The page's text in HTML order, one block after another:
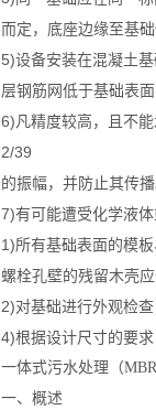
而定，底座边缘至基
5)设备安装在混凝土
层钢筋网低于基础表
6)凡精度较高，且不
2/39
的振幅，并防止其传播
7)有可能遭受化学液
1)所有基础表面的模
螺栓孔壁的残留木壳
2)对基础进行外观检
4)根据设计尺寸的要
一体式污水处理（
一、概述